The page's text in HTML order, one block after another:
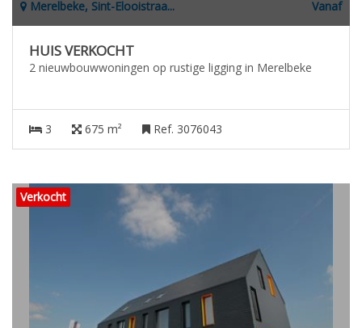
Merelbeke, Sint-Elooistraa... Vanaf
HUIS VERKOCHT
2 nieuwbouwwoningen op rustige ligging in Merelbeke
3 675 m² Ref. 3076043
Verkocht